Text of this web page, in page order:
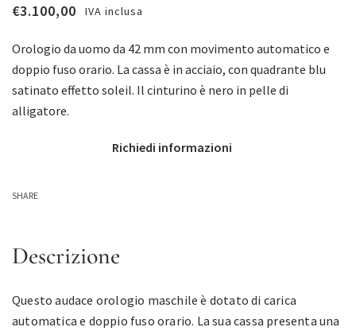
€3.100,00 IVA inclusa
Orologio da uomo da 42 mm con movimento automatico e
doppio fuso orario. La cassa è in acciaio, con quadrante blu
satinato effetto soleil. Il cinturino è nero in pelle di
alligatore.
Richiedi informazioni
SHARE
Descrizione
Questo audace orologio maschile è dotato di carica
automatica e doppio fuso orario. La sua cassa presenta una